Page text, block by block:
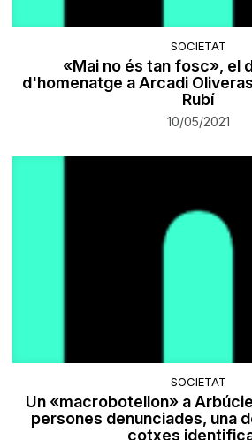
SOCIETAT
«Mai no és tan fosc», el
d'homenatge a Arcadi
Rubí
10/05/2021
SOCIETAT
Un «macrobotellon» a
persones denunciades, una
cotxes